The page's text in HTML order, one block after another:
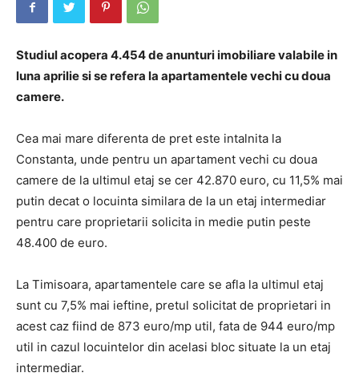
Studiul acopera 4.454 de anunturi imobiliare valabile in
luna aprilie si se refera la apartamentele vechi cu doua
camere.
Cea mai mare diferenta de pret este intalnita la
Constanta, unde pentru un apartament vechi cu doua
camere de la ultimul etaj se cer 42.870 euro, cu 11,5% mai
putin decat o locuinta similara de la un etaj intermediar
pentru care proprietarii solicita in medie putin peste
48.400 de euro.
La Timisoara, apartamentele care se afla la ultimul etaj
sunt cu 7,5% mai ieftine, pretul solicitat de proprietari in
acest caz fiind de 873 euro/mp util, fata de 944 euro/mp
util in cazul locuintelor din acelasi bloc situate la un etaj
intermediar.